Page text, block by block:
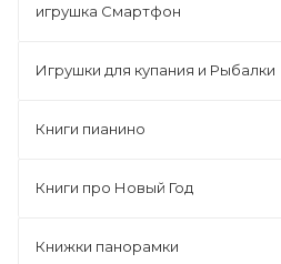
игрушка Смартфон
Игрушки для купания и Рыбалки
Книги пианино
Книги про Новый Год
Книжки панорамки